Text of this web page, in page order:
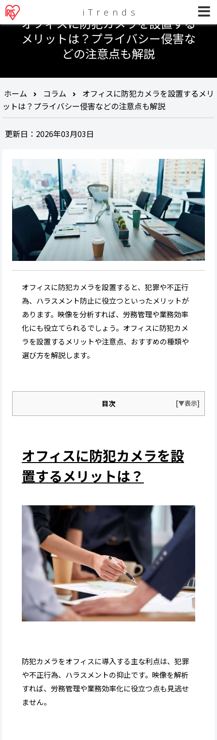
オフィスに防犯カメラを設置する
メリットは？プライバシー侵害な
どの注意点も解説
ホーム コラム
オフィスに防犯カメラを設置するメリ
ットは？プライバシー侵害などの注意点も解説
更新日：2026年03月03日
オフィスに防犯カメラを設置すると、犯罪や不正行
為、ハラスメント防止に役立つといったメリットが
あります。映像を分析すれば、労務管理や業務効率
化にも役立てられるでしょう。オフィスに防犯カメ
ラを設置するメリットや注意点、おすすめの種類や
選び方を解説します。
目次
オフィスに防犯カメラを設
置するメリットは？
防犯カメラをオフィスに導入する主な利点は、犯罪
や不正行為、ハラスメントの抑止です。映像を解析
すれば、労務管理や業務効率化に役立つ点も見逃せ
ません。
iTrends